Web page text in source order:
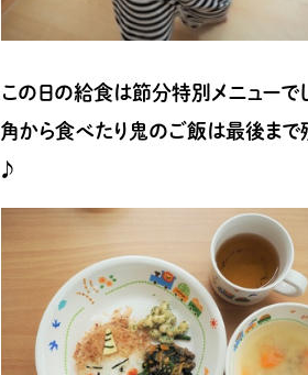
この日の給食は節分特別メニューで
角から食べたり鬼のご飯は最後まで
♪